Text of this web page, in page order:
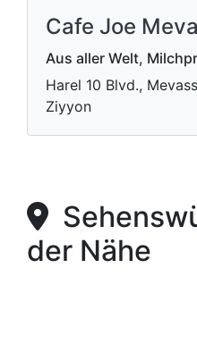
Cafe Joe
Aus aller Welt,
Harel 10 Blvd.,
Ziyyon
der Nähe